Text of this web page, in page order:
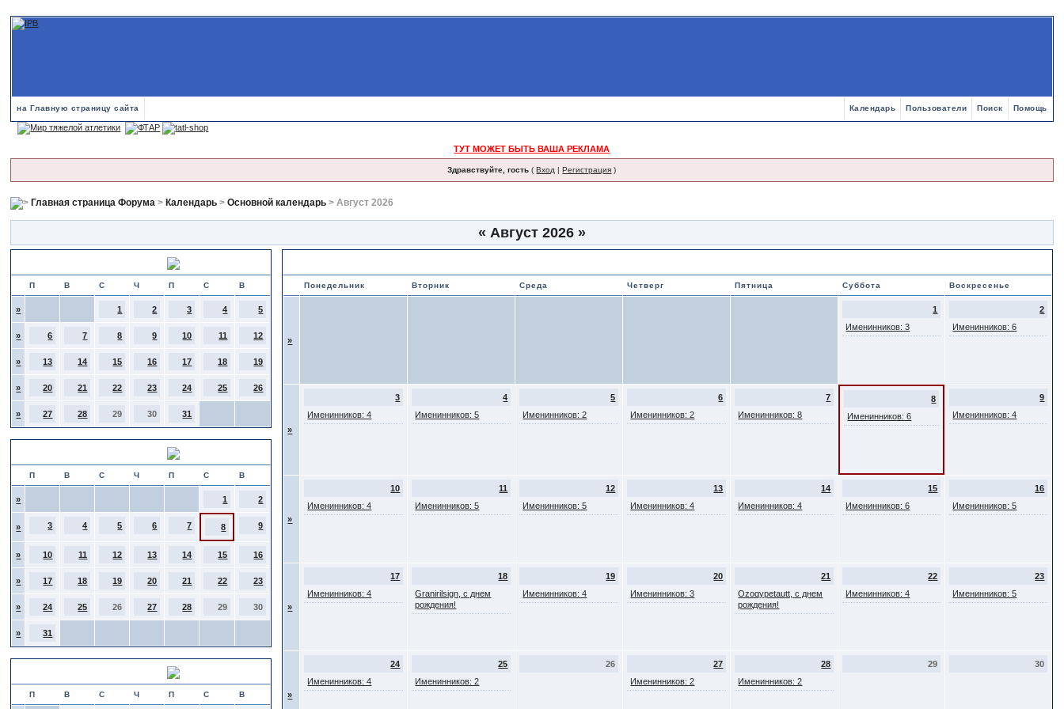
на Главную страницу сайта Помощь
Поиск
Пользователи
Календарь
ТУТ МОЖЕТ БЫТЬ ВАША РЕКЛАМА
Здравствуйте, гость (Вход |Регистрация )
Главная страница Форума > Календарь >Основной календарь > Август 2026
« Август 2026 »
П В С Ч П С В
» 1 2 3 4 5
» 6 7 8 9 10 11 12
» 13 14 15 16 17 18 19
» 20 21 22 23 24 25 26
» 27 28 29 30 31
П В С Ч П С В
» 1 2
» 3 4 5 6 7 8 9
» 10 11 12 13 14 15 16
» 17 18 19 20 21 22 23
» 24 25 26 27 28 29 30
» 31
П В С Ч П С В
Понедельник Вторник Среда Четверг Пятница Суббота Воскресенье
»
1
Именинников: 3
2
Именинников: 6
»
3
Именинников: 4
4
Именинников: 5
5
Именинников: 2
6
Именинников: 2
7
Именинников: 8
8
Именинников: 6
9
Именинников: 4
»
10
Именинников: 4
11
Именинников: 5
12
Именинников: 5
13
Именинников: 4
14
Именинников: 4
15
Именинников: 6
16
Именинников: 5
»
17
Именинников: 4
18
Granirilsign, с днем
рождения!
19
Именинников: 4
20
Именинников: 3
21
Ozoqypetautt, с днем
рождения!
22
Именинников: 4
23
Именинников: 5
»
24
Именинников: 4
25
Именинников: 2
26
27
Именинников: 2
28
Именинников: 2
29 30